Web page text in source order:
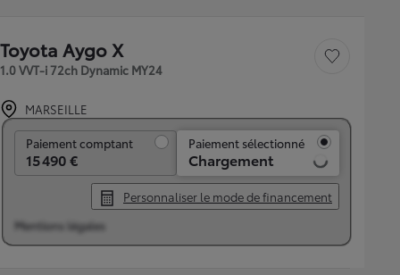
Toyota Aygo X
1.0 VVT-i 72ch Dynamic MY24
Sauvegarder le
MARSEILLE
Paiement comptant
15 490 €
Paiement sélectionné
Chargement
Personnaliser le mode de financement
Mentions légales